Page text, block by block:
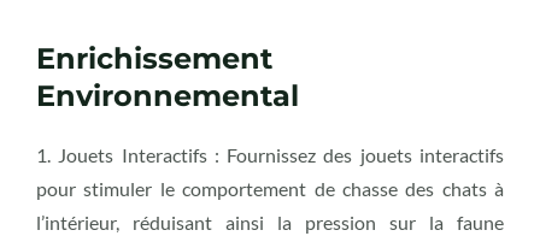
Enrichissement
Environnemental
1. Jouets Interactifs : Fournissez des jouets interactifs
pour stimuler le comportement de chasse des chats à
l’intérieur, réduisant ainsi la pression sur la faune